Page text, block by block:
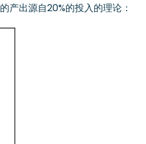
产出源自20%的投入的理论：